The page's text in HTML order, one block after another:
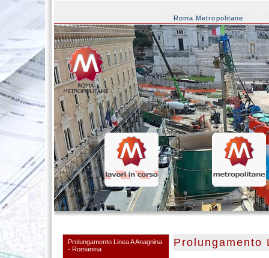
Roma Metropolitane
Prolungamento Linea A Anagnina
- Romanina
Prolungamento